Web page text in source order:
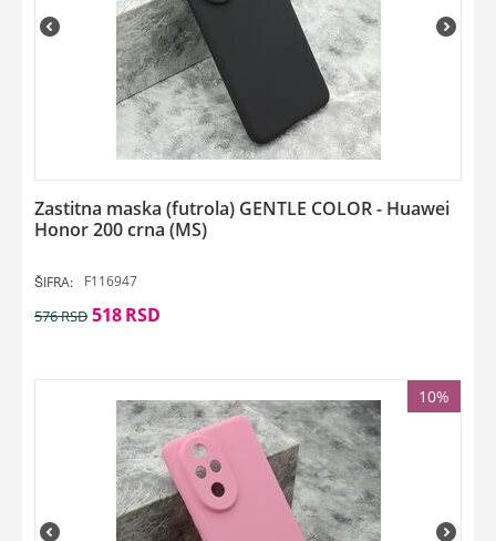
Zastitna maska (futrola) GENTLE COLOR - Huawei
Honor 200 crna (MS)
ŠIFRA: F116947
576RSD 518RSD
10%